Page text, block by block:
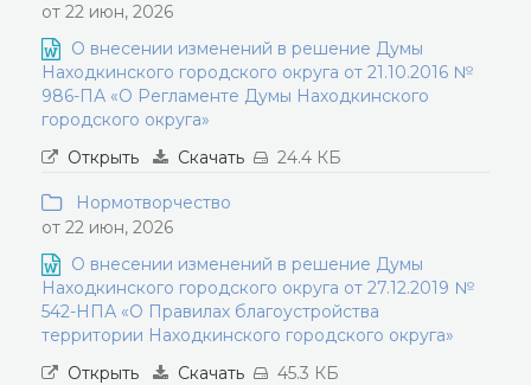
от 22 июн, 2026
О внесении изменений в решение Думы
Находкинского городского округа от 21.10.2016 №
986-ПА «О Регламенте Думы Находкинского
городского округа»
Открыть
Скачать 24.4 КБ
Нормотворчество
от 22 июн, 2026
О внесении изменений в решение Думы
Находкинского городского округа от 27.12.2019 №
542-НПА «О Правилах благоустройства
территории Находкинского городского округа»
Открыть
Скачать 45.3 КБ